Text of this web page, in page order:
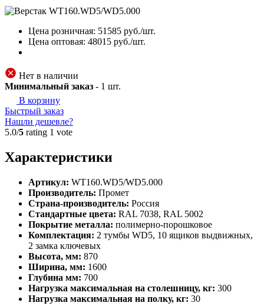
Цена розничная: 51585 руб./шт.
Цена оптовая: 48015 руб./шт.
Нет в наличии
Минимальный заказ - 1 шт.
В корзину
Быстрый заказ
Нашли дешевле?
5.0/5 rating 1 vote
Характеристики
Артикул: WT160.WD5/WD5.000
Производитель: Промет
Страна-производитель: Россия
Стандартные цвета: RAL 7038, RAL 5002
Покрытие металла: полимерно-порошковое
Комплектация: 2 тумбы WD5, 10 ящиков выдвижных,
2 замка ключевых
Высота, мм: 870
Ширина, мм: 1600
Глубина мм: 700
Нагрузка максимальная на столешницу, кг: 300
Нагрузка максимальная на полку, кг: 30